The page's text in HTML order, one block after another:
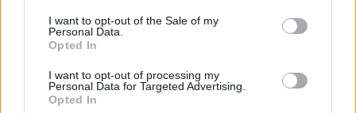
I want to opt-out of the Sale of my
Personal Data.
Opted In
I want to opt-out of processing my
Personal Data for Targeted Advertising.
Opted In